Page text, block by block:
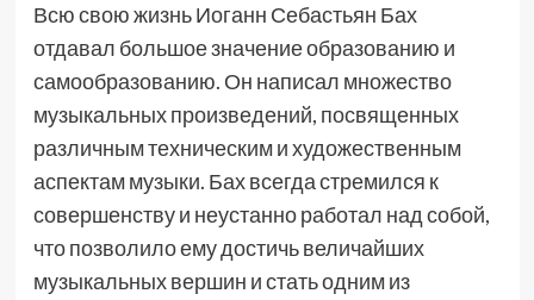
Всю свою жизнь Иоганн Себастьян Бах
отдавал большое значение образованию и
самообразованию. Он написал множество
музыкальных произведений, посвященных
различным техническим и художественным
аспектам музыки. Бах всегда стремился к
совершенству и неустанно работал над собой,
что позволило ему достичь величайших
музыкальных вершин и стать одним из